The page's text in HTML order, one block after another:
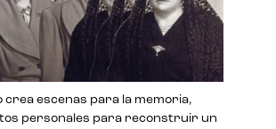
crea escenas para la memoria,
personales para reconstruir un